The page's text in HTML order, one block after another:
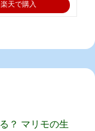
楽天で購入
？ マリモの生